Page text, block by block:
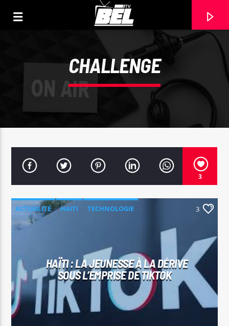
TITLE
ARTIST
Bel Tv Radio
CHALLENGE
3
ACTUALITÉ HAITI TECHNOLOGIE 3
HAÏTI : LA JEUNESSE À LA DÉRIVE
SOUS L’EMPRISE DE TIKTOK